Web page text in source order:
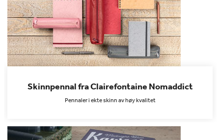
Skinnpennal fra Clairefontaine Nomaddict
Pennaler i ekte skinn av høy kvalitet